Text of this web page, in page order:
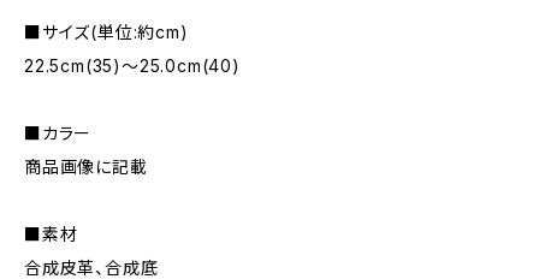
■サイズ(単位:約cm)
22.5cm(35)～25.0cm(40)
■カラー
商品画像に記載
■素材
合成皮革、合成底